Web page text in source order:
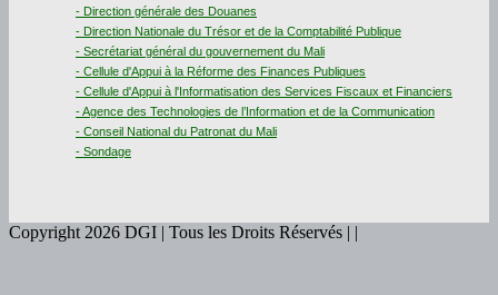
- Direction générale des Douanes
- Direction Nationale du Trésor et de la Comptabilité Publique
- Secrétariat général du gouvernement du Mali
- Cellule d'Appui à la Réforme des Finances Publiques
- Cellule d'Appui à l'Informatisation des Services Fiscaux et Financiers
- Agence des Technologies de l’Information et de la Communication
- Conseil National du Patronat du Mali
- Sondage
Copyright 2026 DGI | Tous les Droits Réservés | |